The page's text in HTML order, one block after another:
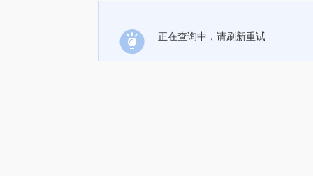
正在查询中，请刷新重试